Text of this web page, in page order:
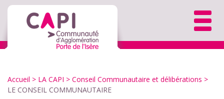
Accueil > LA CAPI > Conseil Communautaire et délibérations >
LE CONSEIL COMMUNAUTAIRE